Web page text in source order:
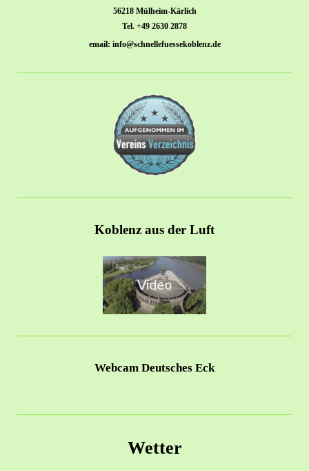
56218 Mülheim-Kärlich
Tel. +49 2630 2878
email: info@schnellefuessekoblenz.de
Koblenz aus der Luft
Webcam Deutsches Eck
Wetter